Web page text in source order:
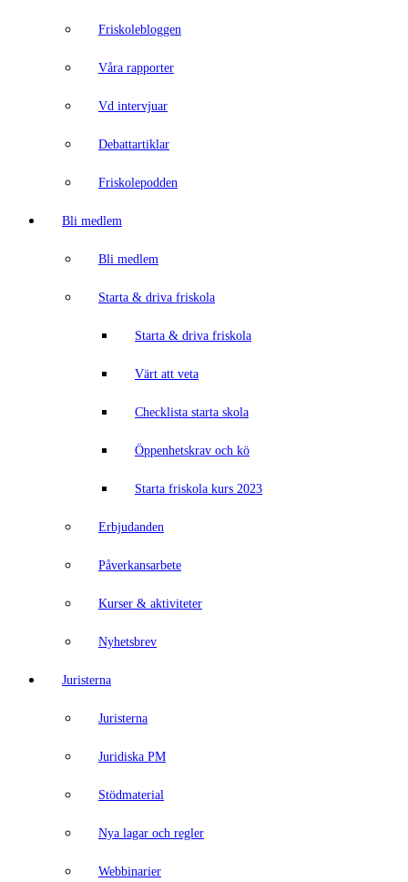
Friskolebloggen
Våra rapporter
Vd intervjuar
Debattartiklar
Friskolepodden
Bli medlem
Bli medlem
Starta & driva friskola
Starta & driva friskola
Värt att veta
Checklista starta skola
Öppenhetskrav och kö
Starta friskola kurs 2023
Erbjudanden
Påverkansarbete
Kurser & aktiviteter
Nyhetsbrev
Juristerna
Juristerna
Juridiska PM
Stödmaterial
Nya lagar och regler
Webbinarier